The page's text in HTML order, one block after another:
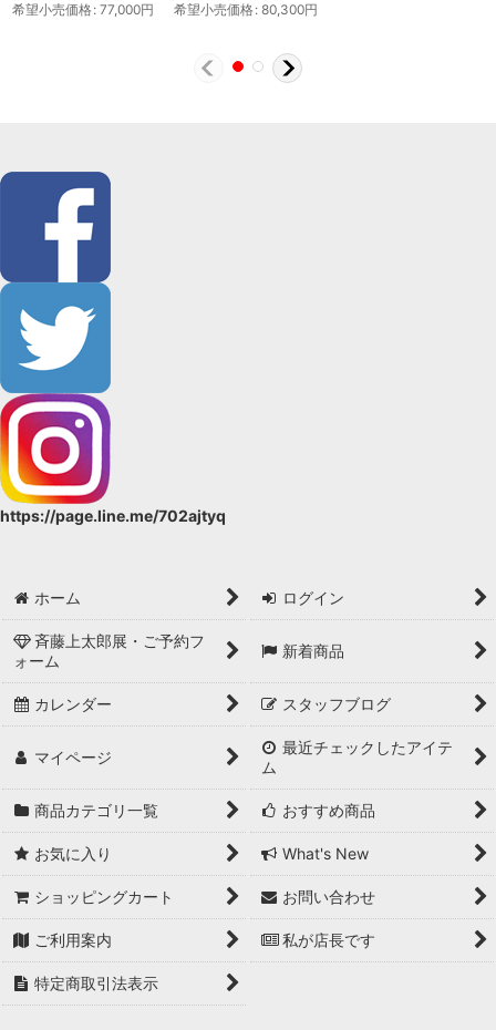
希望小売価格: 77,000円
希望小売価格: 80,300円
https://page.line.me/702ajtyq
ホーム ログイン
斉藤上太郎展・ご予約フ
ォーム
新着商品
カレンダー スタッフブログ
マイページ
最近チェックしたアイテ
ム
商品カテゴリ一覧 おすすめ商品
お気に入り What's New
ショッピングカート お問い合わせ
ご利用案内 私が店長です
特定商取引法表示